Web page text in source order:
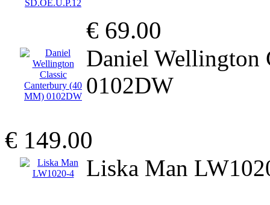
€ 69.00
Daniel Wellington
0102DW
€ 149.00
Liska Man